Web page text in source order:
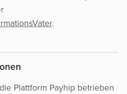
.
Plattform Payhip betrieben